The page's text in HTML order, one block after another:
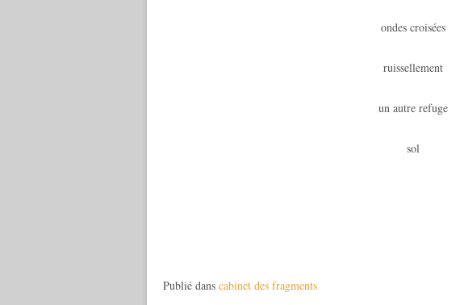
ondes croisées
ruissellement
un autre refuge
sol
Publié dans cabinet des fragments